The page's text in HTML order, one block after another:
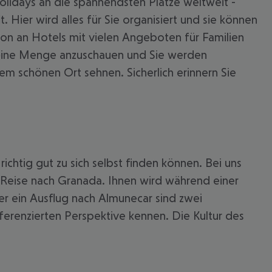
Hier wird alles für Sie organisiert und sie können
an Hotels mit vielen Angeboten für Familien
Menge anzuschauen und Sie werden
schönen Ort sehnen. Sicherlich erinnern Sie
gut zu sich selbst finden können. Bei uns
nach Granada. Ihnen wird während einer
ein Ausflug nach Almunecar sind zwei
Perspektive kennen. Die Kultur des